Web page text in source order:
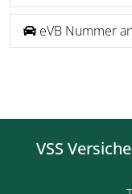
eVB Nummer
VSS